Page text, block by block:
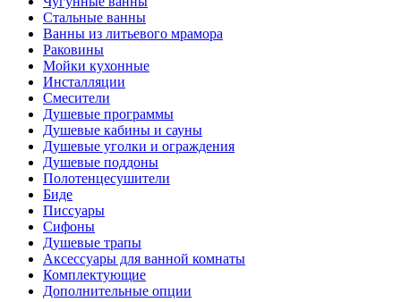
Стальные ванны
Ванны из литьевого мрамора
Раковины
Мойки кухонные
Инсталляции
Смесители
Душевые программы
Душевые кабины и сауны
Душевые уголки и ограждения
Душевые поддоны
Полотенцесушители
Биде
Писсуары
Сифоны
Душевые трапы
Аксессуары для ванной комнаты
Комплектующие
Дополнительные опции